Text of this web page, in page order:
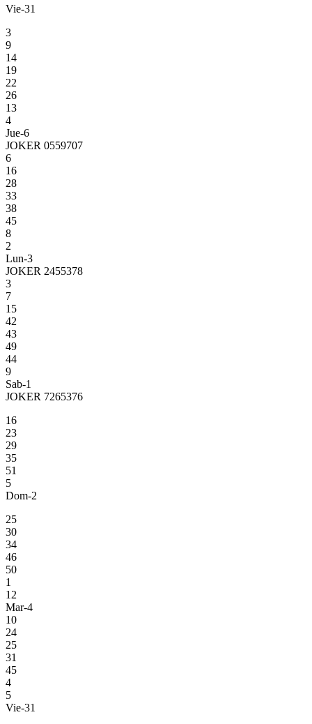
Vie-31
3
9
14
19
22
26
13
4
Jue-6
JOKER 0559707
6
16
28
33
38
45
8
2
Lun-3
JOKER 2455378
3
7
15
42
43
49
44
9
Sab-1
JOKER 7265376
16
23
29
35
51
5
Dom-2
25
30
34
46
50
1
12
Mar-4
10
24
25
31
45
4
5
Vie-31